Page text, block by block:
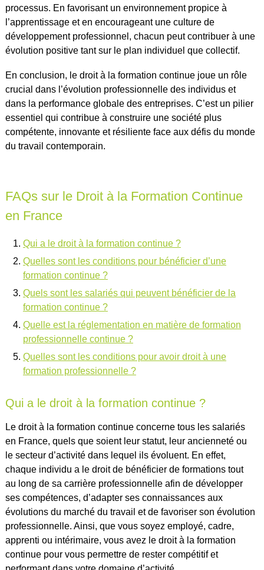
processus. En favorisant un environnement propice à
l’apprentissage et en encourageant une culture de
développement professionnel, chacun peut contribuer à une
évolution positive tant sur le plan individuel que collectif.
En conclusion, le droit à la formation continue joue un rôle
crucial dans l’évolution professionnelle des individus et
dans la performance globale des entreprises. C’est un pilier
essentiel qui contribue à construire une société plus
compétente, innovante et résiliente face aux défis du monde
du travail contemporain.
FAQs sur le Droit à la Formation Continue
en France
Qui a le droit à la formation continue ?
Quelles sont les conditions pour bénéficier d’une
formation continue ?
Quels sont les salariés qui peuvent bénéficier de la
formation continue ?
Quelle est la réglementation en matière de formation
professionnelle continue ?
Quelles sont les conditions pour avoir droit à une
formation professionnelle ?
Qui a le droit à la formation continue ?
Le droit à la formation continue concerne tous les salariés
en France, quels que soient leur statut, leur ancienneté ou
le secteur d’activité dans lequel ils évoluent. En effet,
chaque individu a le droit de bénéficier de formations tout
au long de sa carrière professionnelle afin de développer
ses compétences, d’adapter ses connaissances aux
évolutions du marché du travail et de favoriser son évolution
professionnelle. Ainsi, que vous soyez employé, cadre,
apprenti ou intérimaire, vous avez le droit à la formation
continue pour vous permettre de rester compétitif et